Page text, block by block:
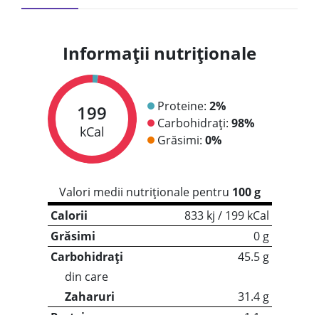
Informații nutriționale
199
kCal
Proteine: 2%
Carbohidrați: 98%
Grăsimi: 0%
Valori medii nutriționale pentru 100 g
Calorii
833 kj / 199 kCal
Grăsimi
0 g
Carbohidrați
45.5 g
din care
Zaharuri
31.4 g